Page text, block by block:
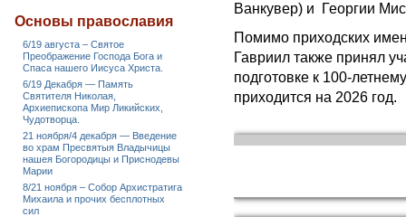
Ванкувер) и Георгии
Помимо приходских
Гавриил также принял
подготовке к 100-
приходится на 2026 год.
Основы православия
6/19 августа – Святое
Преображение Господа Бога и
Спаса нашего Иисуса Христа.
6/19 Декабря — Память
Святителя Николая,
Архиепископа Мир Ликийских,
Чудотворца.
21 ноября/4 декабря — Введение
во храм Пресвятыя Владычицы
нашея Богородицы и Приснодевы
Марии
8/21 ноября – Собор Архистратига
Михаила и прочих бесплотных
сил